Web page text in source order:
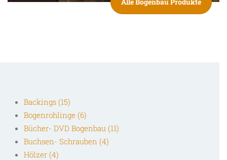
Backings (15)
Bogenrohlinge (6)
Bücher- DVD Bogenbau (11)
Buchsen- Schrauben (4)
Hölzer (4)